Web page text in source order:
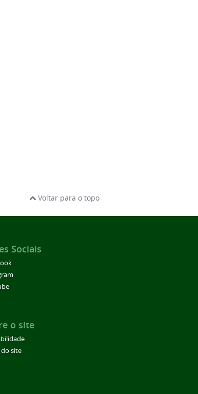
Voltar para o topo
Sociais
o site
site